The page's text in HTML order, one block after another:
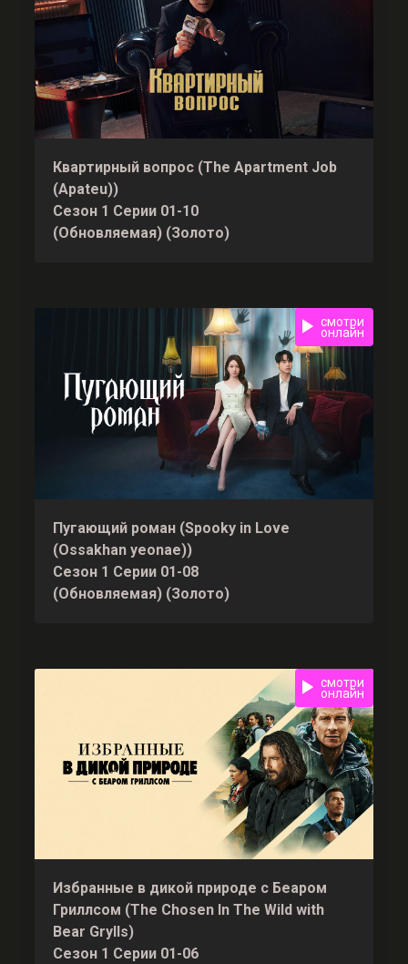
Квартирный вопрос (The Apartment Job
(Apateu))
Сезон 1 Серии 01-10
(Обновляемая) (Золото)
смотри
онлайн
Пугающий роман (Spooky in Love
(Ossakhan yeonae))
Сезон 1 Серии 01-08
(Обновляемая) (Золото)
смотри
онлайн
Избранные в дикой природе с Беаром
Гриллсом (The Chosen In The Wild with
Bear Grylls)
Сезон 1 Серии 01-06